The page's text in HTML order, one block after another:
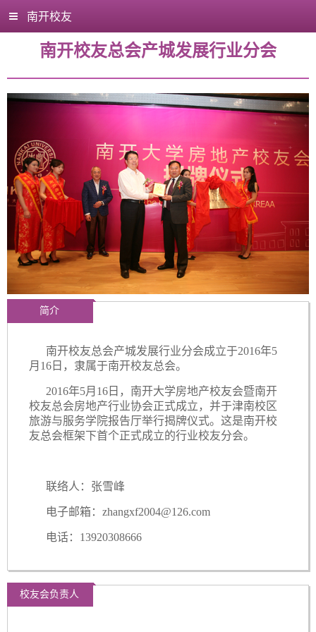
南开校友
南开校友总会产城发展行业分会
简介
南开校友总会产城发展行业分会成立于2016年5
月16日，隶属于南开校友总会。
2016年5月16日，南开大学房地产校友会暨南开
校友总会房地产行业协会正式成立，并于津南校区
旅游与服务学院报告厅举行揭牌仪式。这是南开校
友总会框架下首个正式成立的行业校友分会。
联络人：张雪峰
电子邮箱：zhangxf2004@126.com
电话：13920308666
校友会负责人